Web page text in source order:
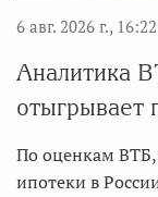
6 авг. 2026 г.,
Аналитика
отыгрывает
По оценкам ВТБ,
ипотеки в